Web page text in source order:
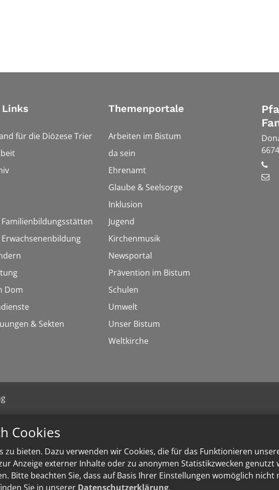
Cookies
bieten. Dazu verwenden wir Cookies, die für das Funktionieren
Anzeige externer Inhalte oder zu anonymen Statistikzwecken genutzt
Bitte beachten Sie, dass auf Basis Ihrer Einstellungen womöglich
Sie in unserer Datenschutzerklärung.
für die Diözese Trier
Dom
& Sekten
Themenportale
Arbeiten im Bistum
da sein
Ehrenamt
Glaube & Seelsorge
Inklusion
Jugend
Kirchenmusik
Newsportal
Prävention im Bistum
Schulen
Umwelt
Unser Bistum
Weltkirche